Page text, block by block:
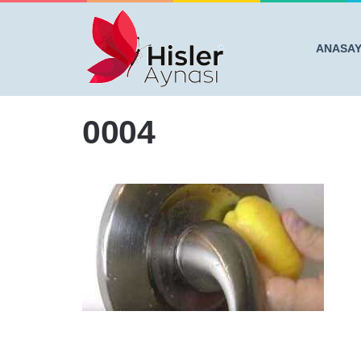
Anasayfa / Klozete Sirke Döktü. Sifonu Çekince Ne
0004